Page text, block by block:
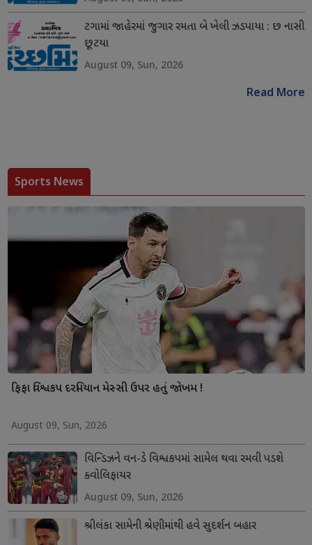
ટગામાં જાહેરમાં જુગાર રમતા બે ખેલી ઝડપાયા : છ નાસી
છૂટયા
August 09, Sun, 2026
Read More
Sports News
ફિફા વિશ્વકપ દરમિયાન મેસ્સી ઉપર હતું જોખમ !
August 09, Sun, 2026
વિન્ડિઝને વન-ડે વિશ્વકપમાં સામેલ થવા રમવી પડશે
ક્વોલિફાયર
August 09, Sun, 2026
શ્રીલંકા સામેની શ્રેણીમાંથી હવે સુદર્શન બહાર